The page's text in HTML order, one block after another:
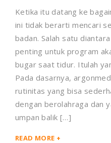
Ketika itu datang ke
ini tidak berarti mencari
badan. Salah satu
penting untuk program
bugar saat tidur. Itulah
Pada dasarnya,
rutinitas yang bisa
dengan berolahraga dan
umpan balik […]
READ MORE +